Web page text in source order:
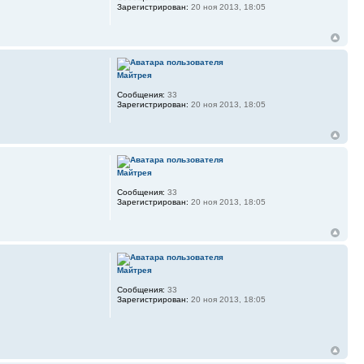
Зарегистрирован: 20 ноя 2013, 18:05
Майтрея
Сообщения: 33
Зарегистрирован: 20 ноя 2013, 18:05
Майтрея
Сообщения: 33
Зарегистрирован: 20 ноя 2013, 18:05
Майтрея
Сообщения: 33
Зарегистрирован: 20 ноя 2013, 18:05